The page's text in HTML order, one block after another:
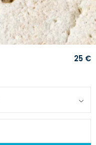
25 €